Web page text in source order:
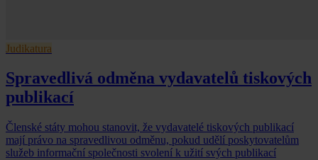
Judikatura
Spravedlivá odměna vydavatelů tiskových
publikací
Členské státy mohou stanovit, že vydavatelé tiskových publikací
mají právo na spravedlivou odměnu, pokud udělí poskytovatelům
služeb informační společnosti svolení k užití svých publikací